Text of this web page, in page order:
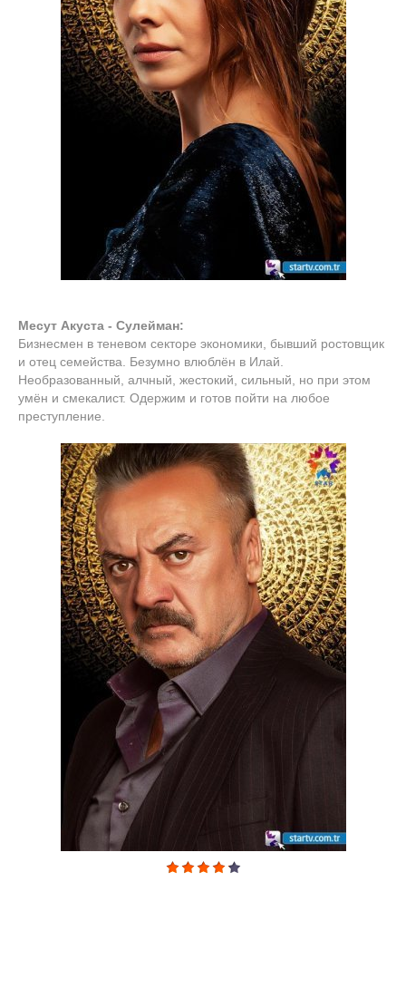
Месут Акуста - Сулейман:
Бизнесмен в теневом секторе экономики, бывший ростовщик
и отец семейства. Безумно влюблён в Илай.
Необразованный, алчный, жестокий, сильный, но при этом
умён и смекалист. Одержим и готов пойти на любое
преступление.